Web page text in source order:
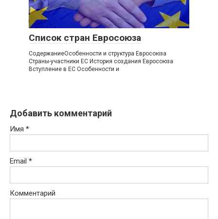
Список стран Евросоюза
СодержаниеОсобенности и структура Евросоюза
Страны-участники ЕС История создания Евросоюза
Вступление в ЕС Особенности и
Добавить комментарий
Имя *
Email *
Комментарий